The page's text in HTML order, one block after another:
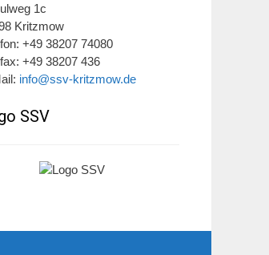
1c
Kritzmow
+49 38207 74080
+49 38207 436
info@ssv-kritzmow.de
SSV